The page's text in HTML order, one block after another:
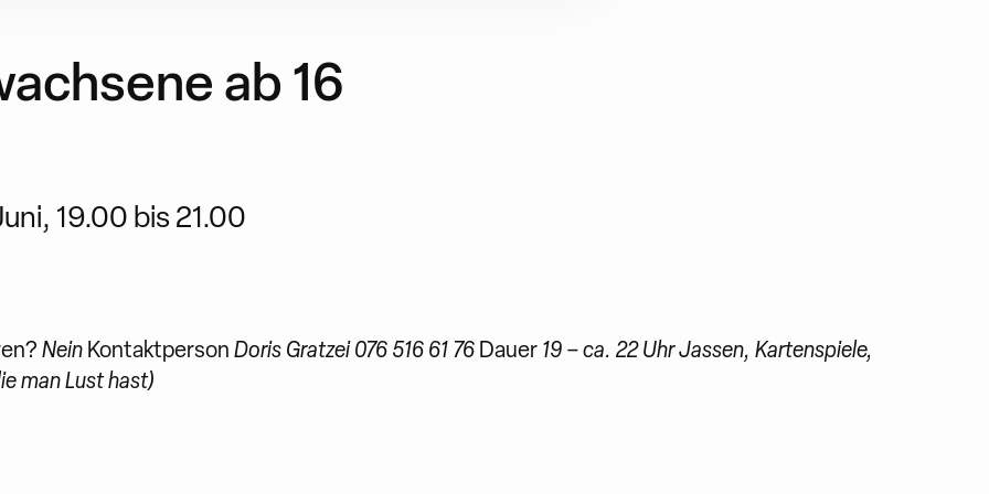
ab 16
19.00 bis 21.00
NeinKontaktpersonDoris Gratzei 076 516 61 76Dauer19 – ca. 22 UhrJassen, Kartenspiele,
man Lust hast)